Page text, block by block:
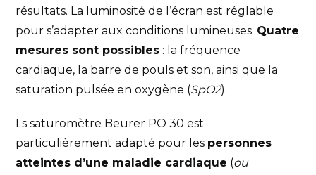
résultats. La luminosité de l’écran est réglable
pour s’adapter aux conditions lumineuses. Quatre
mesures sont possibles : la fréquence
cardiaque, la barre de pouls et son, ainsi que la
saturation pulsée en oxygène (SpO2).
Ls saturomètre Beurer PO 30 est
particulièrement adapté pour les personnes
atteintes d’une maladie cardiaque (ou